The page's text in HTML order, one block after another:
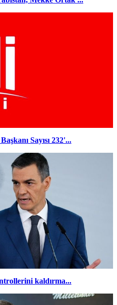
Sayısı 232'...
kaldırma...